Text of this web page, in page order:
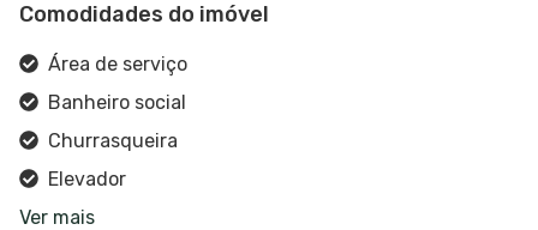
Comodidades do imóvel
Área de serviço
Banheiro social
Churrasqueira
Elevador
Estar social
Ver mais